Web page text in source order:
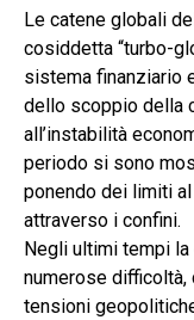
Le catene globali
cosiddetta “turbo-
sistema finanziario
dello scoppio della
all’instabilità
periodo si sono
ponendo dei limiti
attraverso i confini.
Negli ultimi tempi
numerose
tensioni